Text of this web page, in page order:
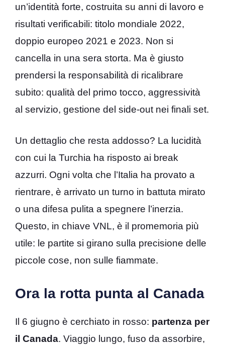
un’identità forte, costruita su anni di lavoro e
risultati verificabili: titolo mondiale 2022,
doppio europeo 2021 e 2023. Non si
cancella in una sera storta. Ma è giusto
prendersi la responsabilità di ricalibrare
subito: qualità del primo tocco, aggressività
al servizio, gestione del side-out nei finali set.
Un dettaglio che resta addosso? La lucidità
con cui la Turchia ha risposto ai break
azzurri. Ogni volta che l’Italia ha provato a
rientrare, è arrivato un turno in battuta mirato
o una difesa pulita a spegnere l’inerzia.
Questo, in chiave VNL, è il promemoria più
utile: le partite si girano sulla precisione delle
piccole cose, non sulle fiammate.
Ora la rotta punta al Canada
Il 6 giugno è cerchiato in rosso: partenza per
il Canada. Viaggio lungo, fuso da assorbire,